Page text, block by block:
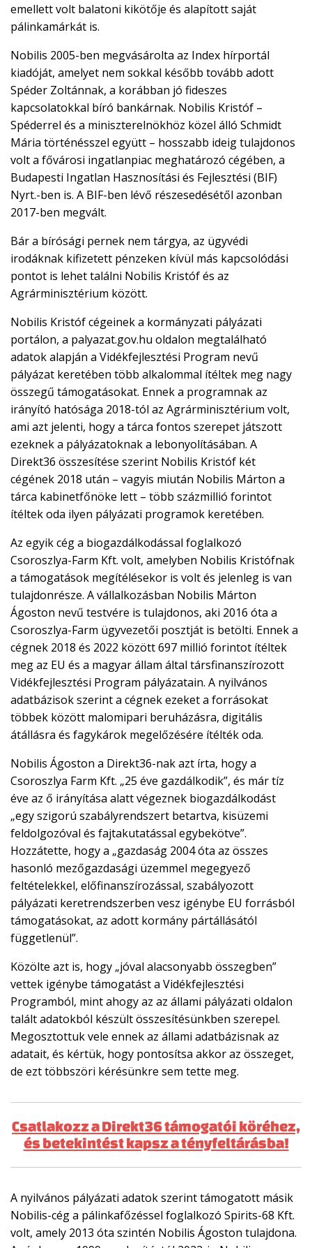
emellett volt balatoni kikötője és alapított saját
pálinkamárkát is.
Nobilis 2005-ben megvásárolta az Index hírportál
kiadóját, amelyet nem sokkal később tovább adott
Spéder Zoltánnak, a korábban jó fideszes
kapcsolatokkal bíró bankárnak. Nobilis Kristóf –
Spéderrel és a miniszterelnökhöz közel álló Schmidt
Mária történésszel együtt – hosszabb ideig tulajdonos
volt a fővárosi ingatlanpiac meghatározó cégében, a
Budapesti Ingatlan Hasznosítási és Fejlesztési (BIF)
Nyrt.-ben is. A BIF-ben lévő részesedésétől azonban
2017-ben megvált.
Bár a bírósági pernek nem tárgya, az ügyvédi
irodáknak kifizetett pénzeken kívül más kapcsolódási
pontot is lehet találni Nobilis Kristóf és az
Agrárminisztérium között.
Nobilis Kristóf cégeinek a kormányzati pályázati
portálon, a palyazat.gov.hu oldalon megtalálható
adatok alapján a Vidékfejlesztési Program nevű
pályázat keretében több alkalommal ítéltek meg nagy
összegű támogatásokat. Ennek a programnak az
irányító hatósága 2018-tól az Agrárminisztérium volt,
ami azt jelenti, hogy a tárca fontos szerepet játszott
ezeknek a pályázatoknak a lebonyolításában. A
Direkt36 összesítése szerint Nobilis Kristóf két
cégének 2018 után – vagyis miután Nobilis Márton a
tárca kabinetfőnöke lett – több százmillió forintot
ítéltek oda ilyen pályázati programok keretében.
Az egyik cég a biogazdálkodással foglalkozó
Csoroszlya-Farm Kft. volt, amelyben Nobilis Kristófnak
a támogatások megítélésekor is volt és jelenleg is van
tulajdonrésze. A vállalkozásban Nobilis Márton
Ágoston nevű testvére is tulajdonos, aki 2016 óta a
Csoroszlya-Farm ügyvezetői posztját is betölti. Ennek a
cégnek 2018 és 2022 között 697 millió forintot ítéltek
meg az EU és a magyar állam által társfinanszírozott
Vidékfejlesztési Program pályázatain. A nyilvános
adatbázisok szerint a cégnek ezeket a forrásokat
többek között malomipari beruházásra, digitális
átállásra és fagykárok megelőzésére ítélték oda.
Nobilis Ágoston a Direkt36-nak azt írta, hogy a
Csoroszlya Farm Kft. „25 éve gazdálkodik”, és már tíz
éve az ő irányítása alatt végeznek biogazdálkodást
„egy szigorú szabályrendszert betartva, kisüzemi
feldolgozóval és fajtakutatással egybekötve”.
Hozzátette, hogy a „gazdaság 2004 óta az összes
hasonló mezőgazdasági üzemmel megegyező
feltételekkel, előfinanszírozással, szabályozott
pályázati keretrendszerben vesz igénybe EU forrásból
támogatásokat, az adott kormány pártállásától
függetlenül”.
Közölte azt is, hogy „jóval alacsonyabb összegben”
vettek igénybe támogatást a Vidékfejlesztési
Programból, mint ahogy az az állami pályázati oldalon
talált adatokból készült összesítésünkben szerepel.
Megosztottuk vele ennek az állami adatbázisnak az
adatait, és kértük, hogy pontosítsa akkor az összeget,
de ezt többszöri kérésünkre sem tette meg.
Csatlakozz a Direkt36 támogatói köréhez,
és betekintést kapsz a tényfeltárásba!
A nyilvános pályázati adatok szerint támogatott másik
Nobilis-cég a pálinkafőzéssel foglalkozó Spirits-68 Kft.
volt, amely 2013 óta szintén Nobilis Ágoston tulajdona.